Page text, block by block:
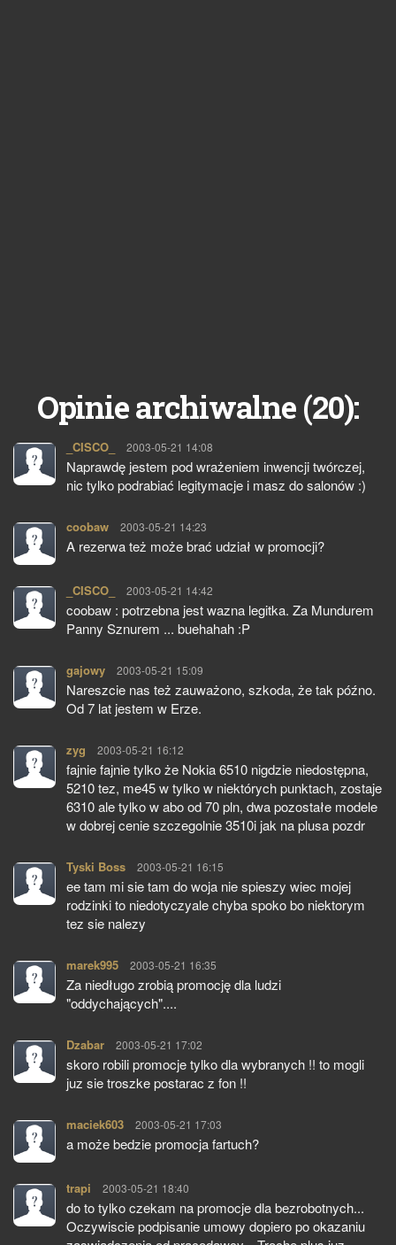
Opinie archiwalne (20):
_CISCO_ pisze:
2003-05-21 14:08
Naprawdę jestem pod wrażeniem inwencji twórczej,
nic tylko podrabiać legitymacje i masz do salonów :)
coobaw pisze:
2003-05-21 14:23
A rezerwa też może brać udział w promocji?
_CISCO_ pisze:
2003-05-21 14:42
coobaw : potrzebna jest wazna legitka. Za Mundurem
Panny Sznurem ... buehahah :P
gajowy pisze:
2003-05-21 15:09
Nareszcie nas też zauważono, szkoda, że tak późno.
Od 7 lat jestem w Erze.
zyg pisze:
2003-05-21 16:12
fajnie fajnie tylko że Nokia 6510 nigdzie niedostępna,
5210 tez, me45 w tylko w niektórych punktach, zostaje
6310 ale tylko w abo od 70 pln, dwa pozostałe modele
w dobrej cenie szczegolnie 3510i jak na plusa pozdr
Tyski Boss pisze:
2003-05-21 16:15
ee tam mi sie tam do woja nie spieszy wiec mojej
rodzinki to niedotyczyale chyba spoko bo niektorym
tez sie nalezy
marek995 pisze:
2003-05-21 16:35
Za niedługo zrobią promocję dla ludzi
"oddychających"....
Dzabar pisze:
2003-05-21 17:02
skoro robili promocje tylko dla wybranych !! to mogli
juz sie troszke postarac z fon !!
maciek603 pisze:
2003-05-21 17:03
a może bedzie promocja fartuch?
trapi pisze:
2003-05-21 18:40
do to tylko czekam na promocje dla bezrobotnych...
Oczywiscie podpisanie umowy dopiero po okazaniu